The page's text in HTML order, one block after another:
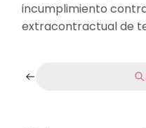
incumplimiento
extracontractual de